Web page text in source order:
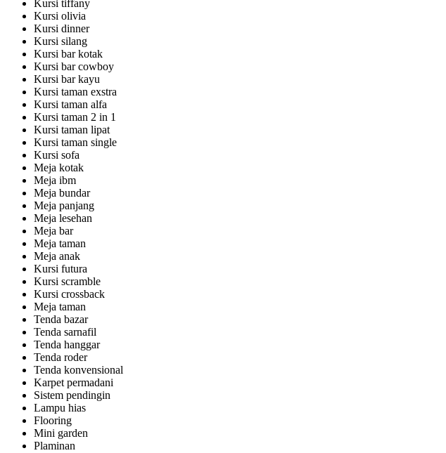
Kursi tiffany
Kursi olivia
Kursi dinner
Kursi silang
Kursi bar kotak
Kursi bar cowboy
Kursi bar kayu
Kursi taman exstra
Kursi taman alfa
Kursi taman 2 in 1
Kursi taman lipat
Kursi taman single
Kursi sofa
Meja kotak
Meja ibm
Meja bundar
Meja panjang
Meja lesehan
Meja bar
Meja taman
Meja anak
Kursi futura
Kursi scramble
Kursi crossback
Meja taman
Tenda bazar
Tenda sarnafil
Tenda hanggar
Tenda roder
Tenda konvensional
Karpet permadani
Sistem pendingin
Lampu hias
Flooring
Mini garden
Plaminan